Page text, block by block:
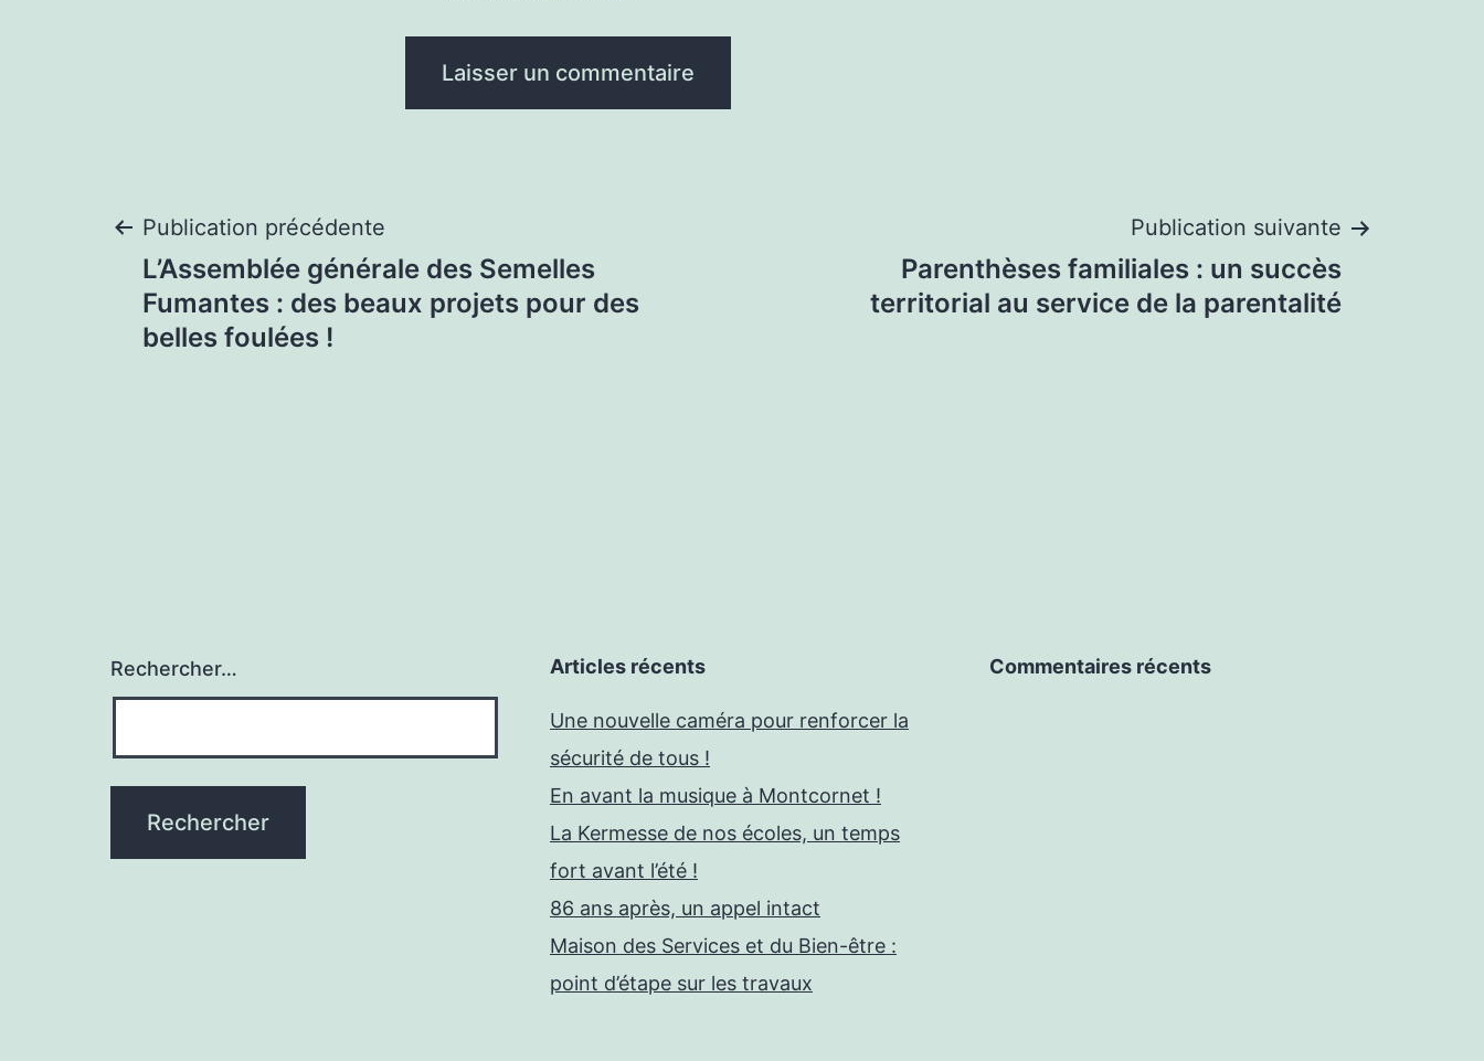
Navigation
de
Publication précédente
L’Assemblée générale des Semelles
Fumantes : des beaux projets pour des
belles foulées !
Publication suivante
Parenthèses familiales : un succès
territorial au service de la parentalité
Rechercher… Articles récents
Une nouvelle caméra pour renforcer la
sécurité de tous !
En avant la musique à Montcornet !
La Kermesse de nos écoles, un temps
fort avant l’été !
86 ans après, un appel intact
Maison des Services et du Bien-être :
point d’étape sur les travaux
Commentaires récents